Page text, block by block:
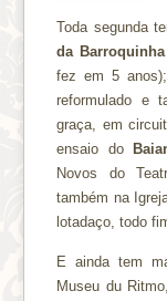
Toda segunda
da Barroquinha
fez em 5
reformulado e
graça, em
ensaio do
Novos do
também na
lotadaço, todo
E ainda tem
Museu du Ritmo,